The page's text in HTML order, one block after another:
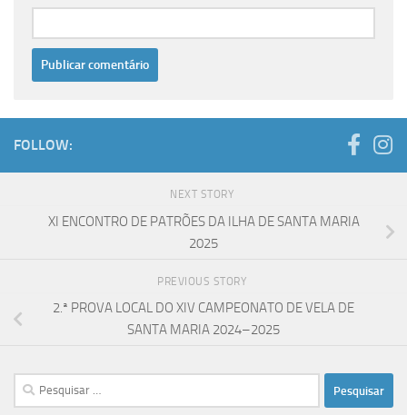
FOLLOW:
NEXT STORY
XI ENCONTRO DE PATRÕES DA ILHA DE SANTA MARIA
2025
PREVIOUS STORY
2.ª PROVA LOCAL DO XIV CAMPEONATO DE VELA DE
SANTA MARIA 2024–2025
Pesquisar
por: